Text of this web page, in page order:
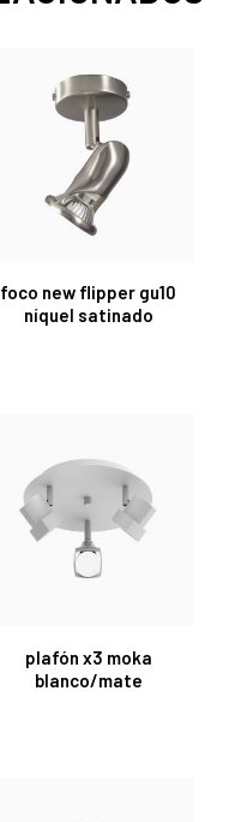
foco new flipper gu10
níquel satinado
plafón x3 moka
blanco/mate